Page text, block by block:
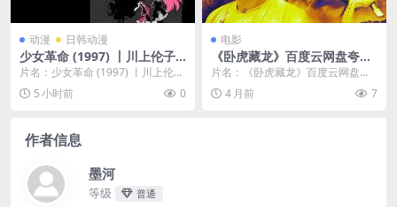
动漫 日韩动漫
少女革命 (1997) 丨川上伦子 /
渊崎由里子主演丨剧情 / 喜剧
丨日漫丨豆瓣9.2分丨全39集
片名：少女革命 (1997) 丨川上伦子
/ 渊崎由里子主演丨剧情 / 喜剧丨
日...5 小时前 0
电影
《卧虎藏龙》百度云网盘夸克
下载.阿里云盘.中字.(2000)
片名：《卧虎藏龙》百度云网盘夸
克下载.阿里云盘.中字.(2000) 分
类：电影 ...
4 月前 7
作者信息
墨河
等级 普通